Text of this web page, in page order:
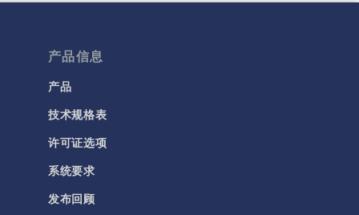
产品信息
产品
技术规格表
许可证选项
系统要求
发布回顾